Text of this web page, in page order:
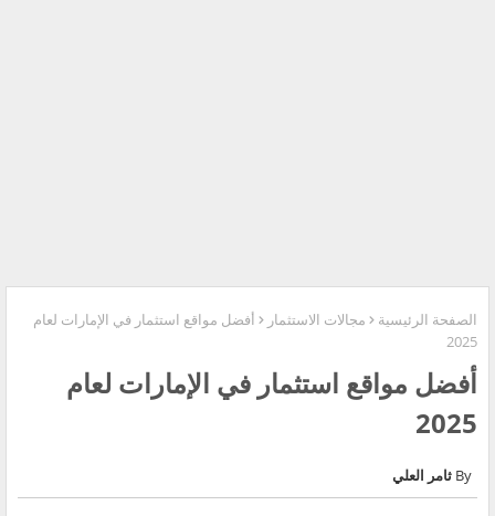
الصفحة الرئيسية مجالات الاستثمار
أفضل مواقع استثمار في الإمارات لعام
2025
أفضل مواقع استثمار في الإمارات لعام
2025
ثامر العلي